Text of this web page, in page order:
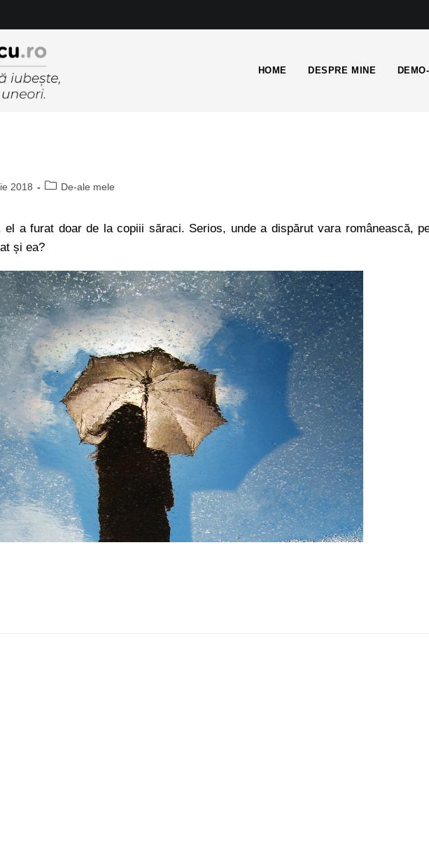
HOME DESPRE MINE
2018 De-ale mele
el a furat doar de la copiii săraci. Serios, unde a dispărut vara românească,
și ea?